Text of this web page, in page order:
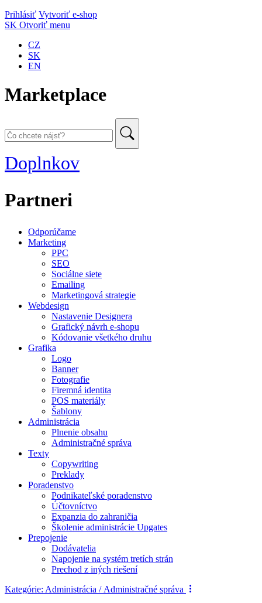
Prihlásiť Vytvoriť e-shop
SK Otvoriť menu
CZ
SK
EN
Marketplace
Doplnkov
Partneri
Odporúčame
Marketing
PPC
SEO
Sociálne siete
Emailing
Marketingová strategie
Webdesign
Nastavenie Designera
Grafický návrh e-shopu
Kódovanie všetkého druhu
Grafika
Logo
Banner
Fotografie
Firemná identita
POS materiály
Šablony
Administrácia
Plnenie obsahu
Administračné správa
Texty
Copywriting
Preklady
Poradenstvo
Podnikateľské poradenstvo
Účtovníctvo
Expanzia do zahraničia
Školenie administrácie Upgates
Prepojenie
Dodávatelia
Napojenie na systém tretích strán
Prechod z iných riešení
Kategórie: Administrácia / Administračné správa